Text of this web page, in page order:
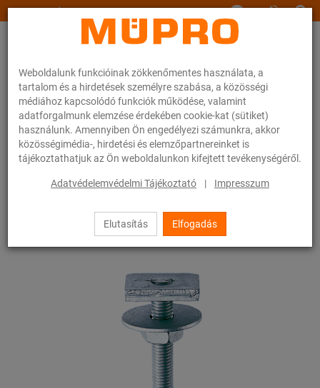
Weboldalunk funkcióinak zökkenőmentes használata, a
tartalom és a hirdetések személyre szabása, a közösségi
médiához kapcsolódó funkciók működése, valamint
adatforgalmunk elemzése érdekében cookie-kat (sütiket)
használunk. Amennyiben Ön engedélyezi számunkra, akkor
közösségimédia-, hirdetési és elemzőpartnereinket is
tájékoztathatjuk az Ön weboldalunkon kifejtett tevékenységéről.
Adatvédelemvédelmi Tájékoztató | Impresszum
Elutasítás Elfogadás
www.muepro.hu
Webáruhàz Rögzítéstechnika
Légtechnika
Szerelősínek szellőzőcsövek rögzítéséhez
MPC-rendszersínek (kis és közepes terheléshez)